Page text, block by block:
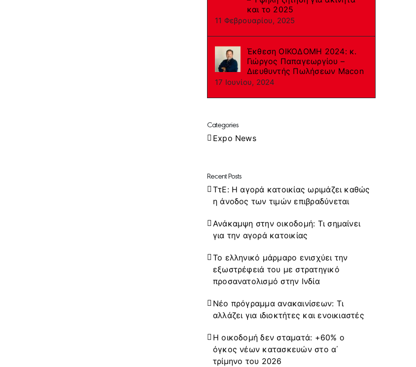
και το 2025
11 Φεβρουαρίου, 2025
Έκθεση ΟΙΚΟΔΟΜΗ 2024: κ.
Γιώργος Παπαγεωργίου –
Διευθυντής Πωλήσεων Macon
17 Ιουνίου, 2024
Categories
Expo News
Recent Posts
ΤτΕ: Η αγορά κατοικίας ωριμάζει καθώς
η άνοδος των τιμών επιβραδύνεται
Ανάκαμψη στην οικοδομή: Τι σημαίνει
για την αγορά κατοικίας
Το ελληνικό μάρμαρο ενισχύει την
εξωστρέφειά του με στρατηγικό
προσανατολισμό στην Ινδία
Νέο πρόγραμμα ανακαινίσεων: Τι
αλλάζει για ιδιοκτήτες και ενοικιαστές
Η οικοδομή δεν σταματά: +60% ο
όγκος νέων κατασκευών στο α΄
τρίμηνο του 2026